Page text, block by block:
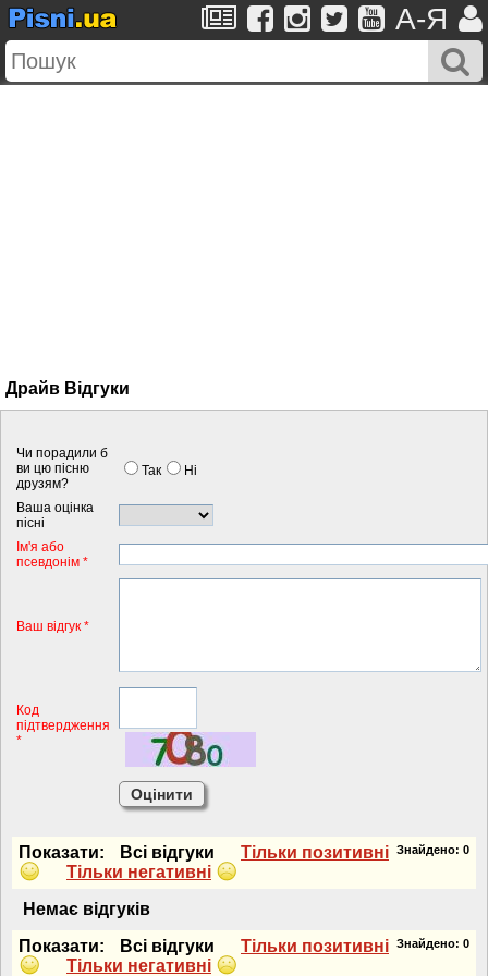
A-Я
Драйв Вiдгуки
Чи порадили б
ви цю пісню
друзям?
Так Нi
Ваша оцінка
пісні
Iм'я або
псевдонiм *
Ваш відгук *
Код
підтвердження
*
Знайдено: 0
Показати: Всi вiдгуки
Тiльки позитивнi
Тiльки негативнi
Немає вiдгукiв
Знайдено: 0
Показати: Всi вiдгуки
Тiльки позитивнi
Тiльки негативнi